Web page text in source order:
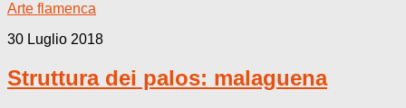
Arte flamenca
30 Luglio 2018
Struttura dei palos: malaguena